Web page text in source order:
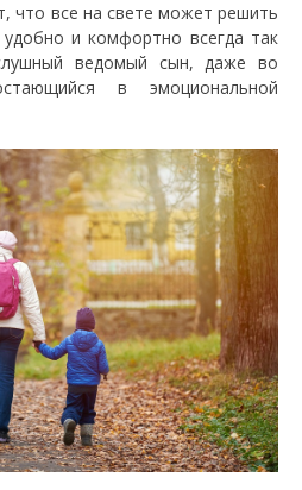
что все на свете может решить
и комфортно всегда так
ведомый сын, даже во
в эмоциональной